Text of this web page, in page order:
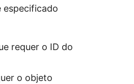
especificado
requer o ID do
o objeto